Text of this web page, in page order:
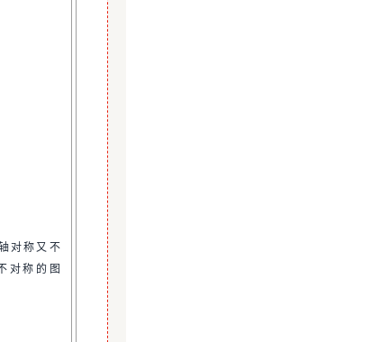
对称又不
对称的图